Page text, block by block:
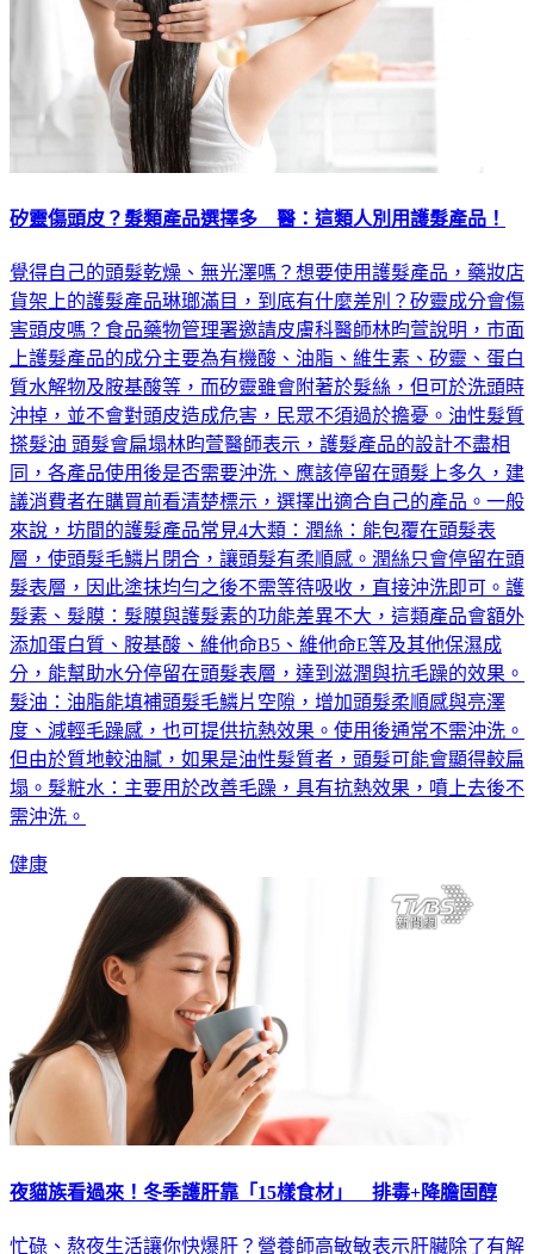
矽靈傷頭皮？髮類產品選擇多 醫：這類人別用護髮產品！
覺得自己的頭髮乾燥、無光澤嗎？想要使用護髮產品，藥妝店
貨架上的護髮產品琳瑯滿目，到底有什麼差別？矽靈成分會傷
害頭皮嗎？食品藥物管理署邀請皮膚科醫師林昀萱說明，市面
上護髮產品的成分主要為有機酸、油脂、維生素、矽靈、蛋白
質水解物及胺基酸等，而矽靈雖會附著於髮絲，但可於洗頭時
沖掉，並不會對頭皮造成危害，民眾不須過於擔憂。油性髮質
搽髮油 頭髮會扁塌林昀萱醫師表示，護髮產品的設計不盡相
同，各產品使用後是否需要沖洗、應該停留在頭髮上多久，建
議消費者在購買前看清楚標示，選擇出適合自己的產品。一般
來說，坊間的護髮產品常見4大類：潤絲：能包覆在頭髮表
層，使頭髮毛鱗片閉合，讓頭髮有柔順感。潤絲只會停留在頭
髮表層，因此塗抹均勻之後不需等待吸收，直接沖洗即可。護
髮素、髮膜：髮膜與護髮素的功能差異不大，這類產品會額外
添加蛋白質、胺基酸、維他命B5、維他命E等及其他保濕成
分，能幫助水分停留在頭髮表層，達到滋潤與抗毛躁的效果。
髮油：油脂能填補頭髮毛鱗片空隙，增加頭髮柔順感與亮澤
度、減輕毛躁感，也可提供抗熱效果。使用後通常不需沖洗。
但由於質地較油膩，如果是油性髮質者，頭髮可能會顯得較扁
塌。髮粧水：主要用於改善毛躁，具有抗熱效果，噴上去後不
需沖洗。
健康
夜貓族看過來！冬季護肝靠「15樣食材」 排毒+降膽固醇
忙碌、熬夜生活讓你快爆肝？營養師高敏敏表示肝臟除了有解